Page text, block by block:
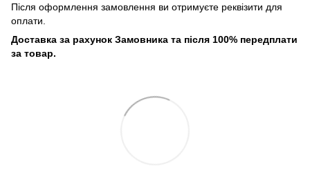
Після оформлення замовлення ви отримуєте реквізити для
оплати.
Доставка за рахунок Замовника та після 100% передплати
за товар.